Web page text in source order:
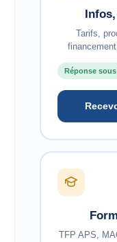
Tarifs,
Réponse sous
TFP APS,